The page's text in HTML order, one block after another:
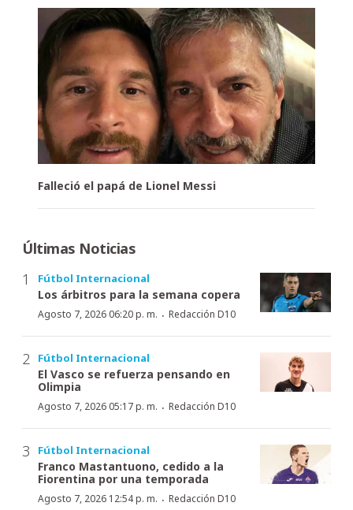
Falleció el papá de Lionel Messi
Últimas Noticias
Fútbol Internacional
Los árbitros para la semana copera
Agosto 7, 2026 06:20 p. m. · Redacción D10
Fútbol Internacional
El Vasco se refuerza pensando en
Olimpia
Agosto 7, 2026 05:17 p. m. · Redacción D10
Fútbol Internacional
Franco Mastantuono, cedido a la
Fiorentina por una temporada
Agosto 7, 2026 12:54 p. m. · Redacción D10